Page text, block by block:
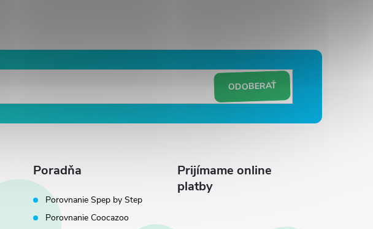
ODOBERAŤ
Poradňa
Porovnanie Spep by Step
Porovnanie Coocazoo
Prijímame online
platby